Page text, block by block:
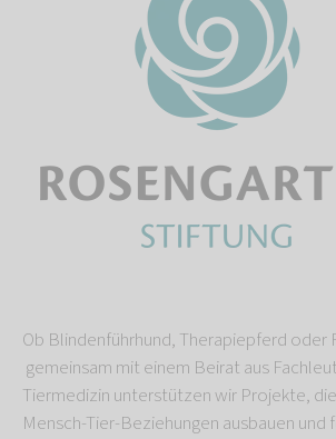
Ob Blindenführhund, Therapiepferd oder
gemeinsam mit einem Beirat aus
Tiermedizin unterstützen wir Projekte,
Mensch-Tier-Beziehungen ausbauen und